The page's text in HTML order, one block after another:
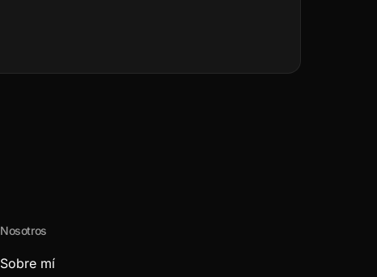
Nosotros
Sobre mí